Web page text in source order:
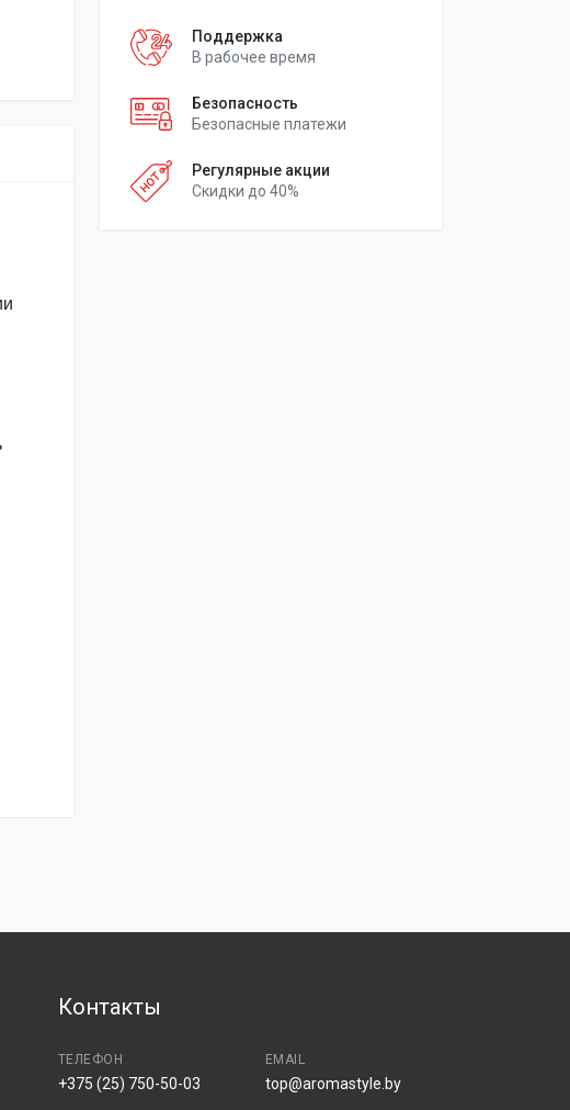
Поддержка
В рабочее время
Безопасность
Безопасные платежи
Регулярные акции
Скидки до 40%
Контакты
ТЕЛЕФОН
+375 (25) 750-50-03
EMAIL
top@aromastyle.by